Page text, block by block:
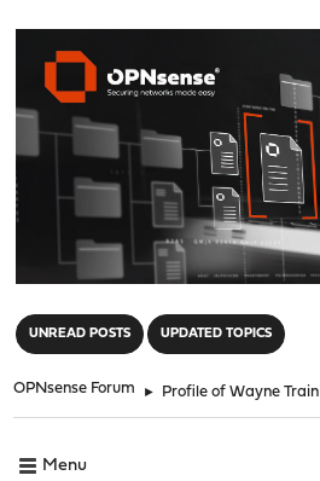
UNREAD POSTS UPDATED TOPICS
OPNsense Forum ► Profile of Wayne Train
Menu